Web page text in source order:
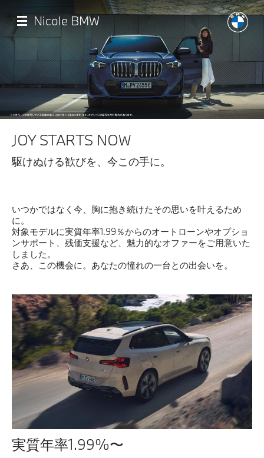
イ
ン
コ
ツ
動
Home
イベント・キャンペーン
認定中古車
店舗
試乗・見積
Service
法人契約について
Nicole BMW
JOY STARTS NOW
駆けぬける歓びを、今この手に。
いつかではなく今、胸に抱き続けたその思いを叶えるため
に。
対象モデルに実質年率1.99％からのオートローンやオプショ
ンサポート、残価支援など、魅力的なオファーをご用意いた
しました。
さあ、この機会に。あなたの憧れの一台との出会いを。
実質年率1.99%〜